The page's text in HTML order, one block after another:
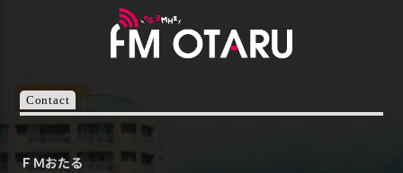
Contact
ＦＭおたる